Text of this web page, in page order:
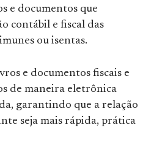
e documentos que
contábil e fiscal das
ou isentas.
e documentos fiscais e
de maneira eletrônica
garantindo que a relação
seja mais rápida, prática